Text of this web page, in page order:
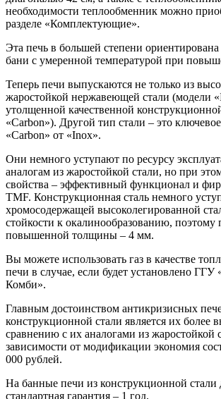
необходимости теплообменник можно
разделе «Комплектующие».
Эта печь в большей степени
бани с умеренной температурой при
Теперь печи выпускаются не только из
жаростойкой нержавеющей стали (модели
утолщенной качественной
«Carbon»). Другой тип стали – это
«Carbon» от «Inox».
Они немного уступают по ресурсу
аналогам из жаростойкой стали, но при
свойства – эффективный функционал и
TMF. Конструкционная сталь немного
хромосодержащей высоколегированной
стойкости к окалинообразованию, поэтому
повышенной толщины – 4 мм.
Вы можете использовать газ в качестве
печи в случае, если будет установлено ГГУ
Комби».
Главным достоинством антикризисных
конструкционной стали является их более
сравнению с их аналогами из жаростойкой
зависимости от модификации экономия
000 рублей.
На банные печи из конструкционной стали
стандартная гарантия – 1 год.